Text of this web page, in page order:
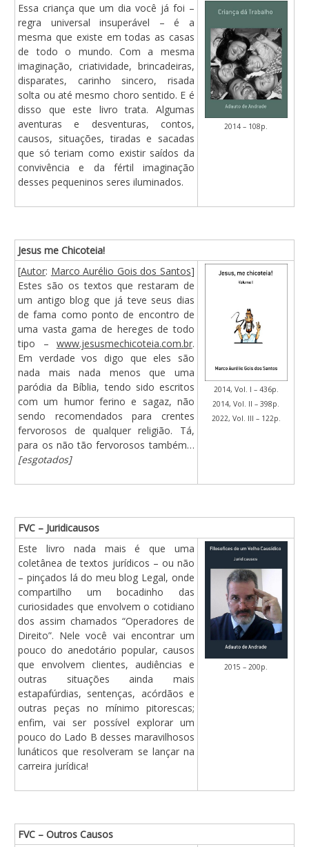
Essa criança que um dia você já foi –
regra universal insuperável – é a
mesma que existe em todas as casas
de todo o mundo. Com a mesma
imaginação, criatividade, brincadeiras,
disparates, carinho sincero, risada
solta ou até mesmo choro sentido. E é
disso que este livro trata. Algumas
aventuras e desventuras, contos,
causos, situações, tiradas e sacadas
que só teriam como existir saídos da
convivência e da fértil imaginação
desses pequeninos seres iluminados.
2014 – 108p.
Jesus me Chicoteia!
[Autor: Marco Aurélio Gois dos Santos]
Estes são os textos que restaram de
um antigo blog que já teve seus dias
de fama como ponto de encontro de
uma vasta gama de hereges de todo
tipo – www.jesusmechicoteia.com.br.
Em verdade vos digo que eles são
nada mais nada menos que uma
paródia da Bíblia, tendo sido escritos
com um humor ferino e sagaz, não
sendo recomendados para crentes
fervorosos de qualquer religião. Tá,
para os não tão fervorosos também…
[esgotados]
2014, Vol. I – 436p.
2014, Vol. II – 398p.
2022, Vol. III – 122p.
FVC – Juridicausos
Este livro nada mais é que uma
coletânea de textos jurídicos – ou não
– pinçados lá do meu blog Legal, onde
compartilho um bocadinho das
curiosidades que envolvem o cotidiano
dos assim chamados “Operadores de
Direito”. Nele você vai encontrar um
pouco do anedotário popular, causos
que envolvem clientes, audiências e
outras situações ainda mais
estapafúrdias, sentenças, acórdãos e
outras peças no mínimo pitorescas;
enfim, vai ser possível explorar um
pouco do Lado B desses maravilhosos
lunáticos que resolveram se lançar na
carreira jurídica!
2015 – 200p.
FVC – Outros Causos